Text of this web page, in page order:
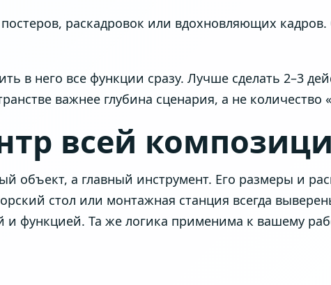
раскадровок или вдохновляющих
в него все функции сразу. Лучше сделать 2–3
важнее глубина сценария, а не количество
всей
объект, а главный инструмент. Его размеры и
стол или монтажная станция всегда
функцией. Та же логика применима к вашему